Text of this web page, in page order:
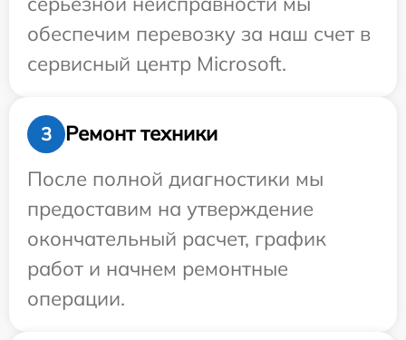
обеспечим перевозку за наш счет в
сервисный центр Microsoft.
3
Ремонт техники
После полной диагностики мы
предоставим на утверждение
окончательный расчет, график
работ и начнем ремонтные
операции.